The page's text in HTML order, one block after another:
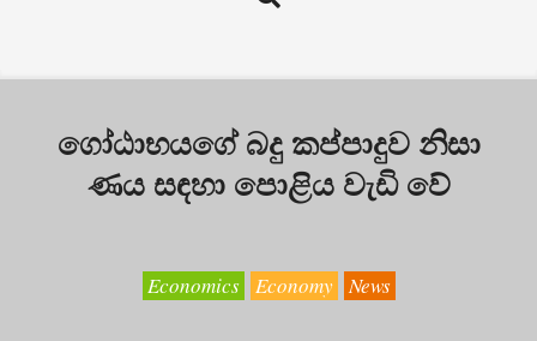
ගෝඨාභයගේ බදු කප්පාදුව නිසා
ණය සඳහා පොළිය වැඩි වේ
Economics Economy News